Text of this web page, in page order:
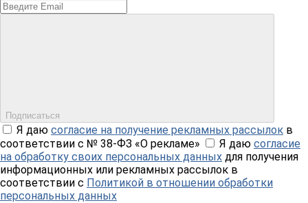
Подписаться
Я даю согласие на получение рекламных рассылок в
соответствии с № 38-ФЗ «О рекламе»
Я даю согласие
на обработку своих персональных данных для получения
информационных или рекламных рассылок в
соответствии с Политикой в отношении обработки
персональных данных